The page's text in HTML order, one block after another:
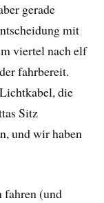
gerade
mit
viertel nach elf
fahrbereit.
die
Sitz
und wir haben
fahren (und